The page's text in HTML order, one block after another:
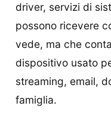
driver, servizi di
possono ricevere
vede, ma che
dispositivo usato
streaming, email,
famiglia.